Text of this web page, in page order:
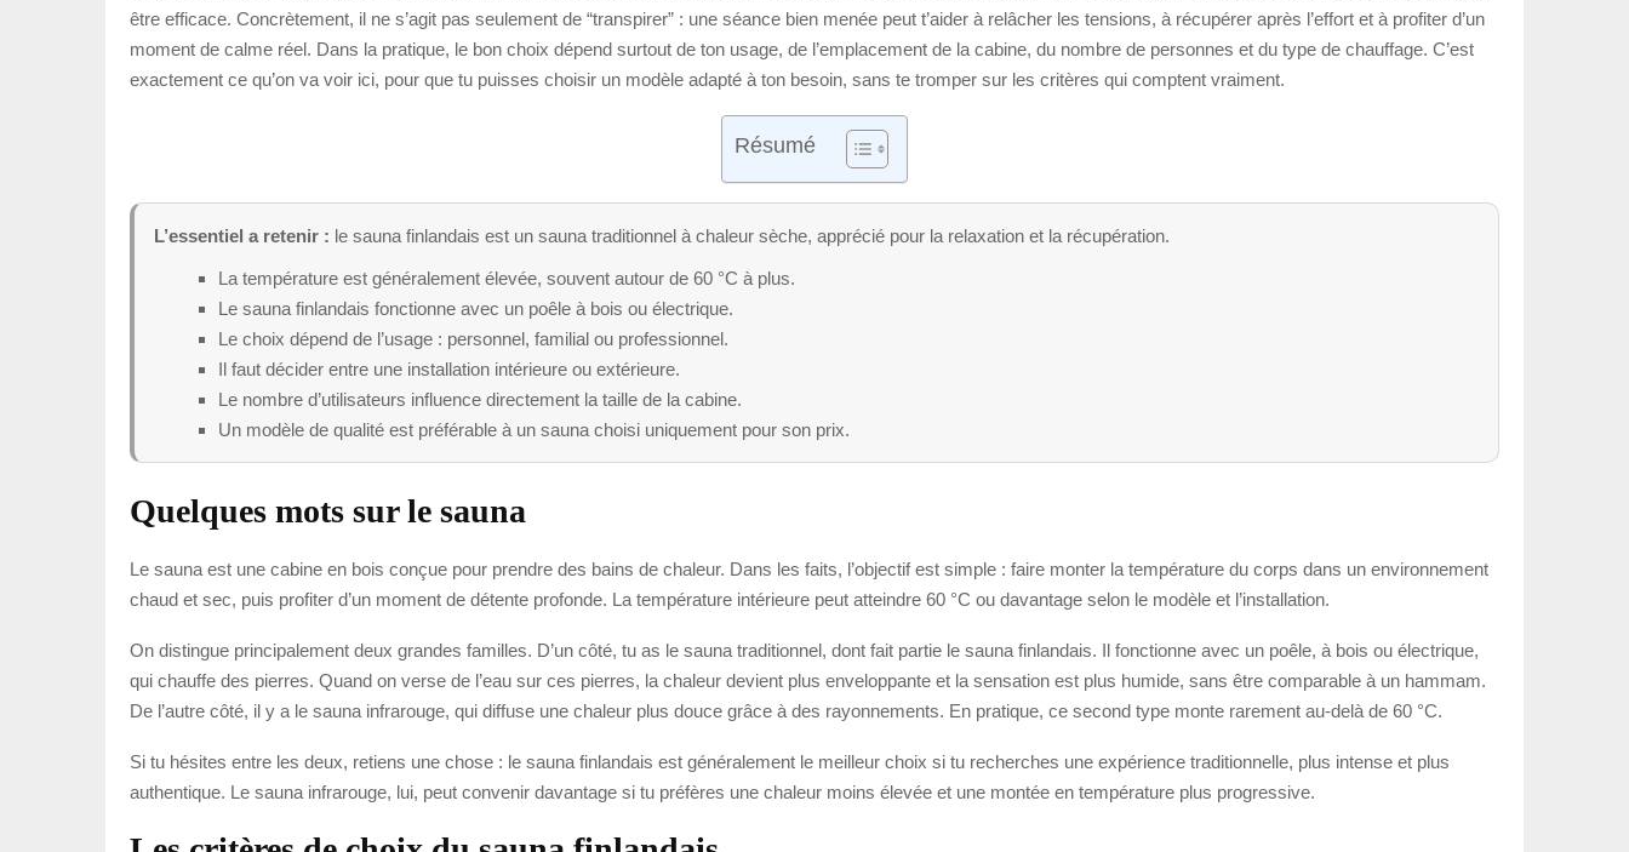
être efficace. Concrètement, il ne s’agit pas seulement de “transpirer” : une séance bien menée peut t’aider à relâcher les tensions, à récupérer après l’effort et à profiter d’un
moment de calme réel. Dans la pratique, le bon choix dépend surtout de ton usage, de l’emplacement de la cabine, du nombre de personnes et du type de chauffage. C’est
exactement ce qu’on va voir ici, pour que tu puisses choisir un modèle adapté à ton besoin, sans te tromper sur les critères qui comptent vraiment.
Résumé
L’essentiel a retenir : le sauna finlandais est un sauna traditionnel à chaleur sèche, apprécié pour la relaxation et la récupération.
La température est généralement élevée, souvent autour de 60 °C à plus.
Le sauna finlandais fonctionne avec un poêle à bois ou électrique.
Le choix dépend de l’usage : personnel, familial ou professionnel.
Il faut décider entre une installation intérieure ou extérieure.
Le nombre d’utilisateurs influence directement la taille de la cabine.
Un modèle de qualité est préférable à un sauna choisi uniquement pour son prix.
Quelques mots sur le sauna
Le sauna est une cabine en bois conçue pour prendre des bains de chaleur. Dans les faits, l’objectif est simple : faire monter la température du corps dans un environnement
chaud et sec, puis profiter d’un moment de détente profonde. La température intérieure peut atteindre 60 °C ou davantage selon le modèle et l’installation.
On distingue principalement deux grandes familles. D’un côté, tu as le sauna traditionnel, dont fait partie le sauna finlandais. Il fonctionne avec un poêle, à bois ou électrique,
qui chauffe des pierres. Quand on verse de l’eau sur ces pierres, la chaleur devient plus enveloppante et la sensation est plus humide, sans être comparable à un hammam.
De l’autre côté, il y a le sauna infrarouge, qui diffuse une chaleur plus douce grâce à des rayonnements. En pratique, ce second type monte rarement au-delà de 60 °C.
Si tu hésites entre les deux, retiens une chose : le sauna finlandais est généralement le meilleur choix si tu recherches une expérience traditionnelle, plus intense et plus
authentique. Le sauna infrarouge, lui, peut convenir davantage si tu préfères une chaleur moins élevée et une montée en température plus progressive.